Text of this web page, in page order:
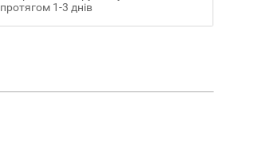
протягом 1-3 днів